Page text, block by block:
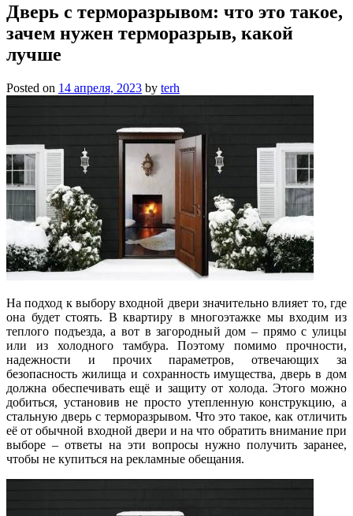
Дверь с терморазрывом: что это такое,
зачем нужен терморазрыв, какой
лучше
Posted on 14 апреля, 2023 by terh
На подход к выбору входной двери значительно влияет то, где
она будет стоять. В квартиру в многоэтажке мы входим из
теплого подъезда, а вот в загородный дом – прямо с улицы
или из холодного тамбура. Поэтому помимо прочности,
надежности и прочих параметров, отвечающих за
безопасность жилища и сохранность имущества, дверь в дом
должна обеспечивать ещё и защиту от холода. Этого можно
добиться, установив не просто утепленную конструкцию, а
стальную дверь с терморазрывом. Что это такое, как отличить
её от обычной входной двери и на что обратить внимание при
выборе – ответы на эти вопросы нужно получить заранее,
чтобы не купиться на рекламные обещания.